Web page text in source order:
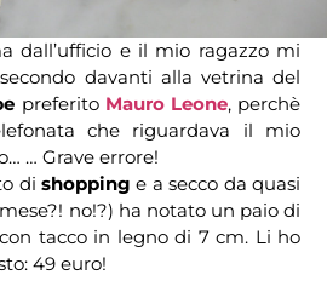
dall’ufficio e il mio ragazzo mi
davanti alla vetrina del
preferito Mauro Leone, perchè
che riguardava il mio
… Grave errore!
di shopping e a secco da quasi
no!?) ha notato un paio di
tacco in legno di 7 cm. Li ho
49 euro!